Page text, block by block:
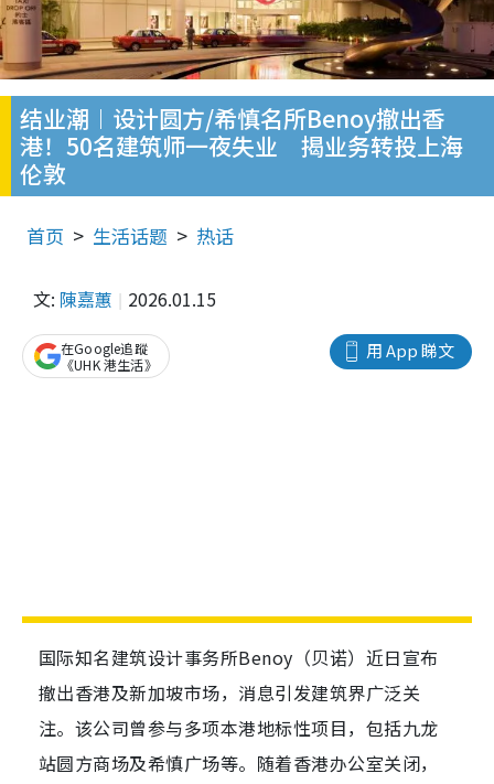
结业潮︱设计圆方/希慎名所Benoy撤出香
港！50名建筑师一夜失业 揭业务转投上海
伦敦
首页 生活话题 热话
文: 陳嘉蕙 2026.01.15
用 App 睇文
在Google追蹤
《UHK 港生活》
国际知名建筑设计事务所Benoy（贝诺）近日宣布
撤出香港及新加坡市场，消息引发建筑界广泛关
注。该公司曾参与多项本港地标性项目，包括九龙
站圆方商场及希慎广场等。随着香港办公室关闭，